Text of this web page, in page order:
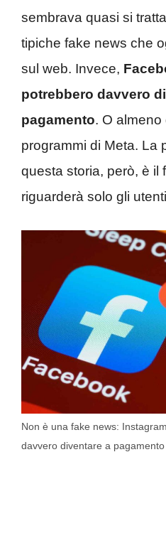
sembrava quasi si
tipiche fake news che
sul web. Invece,
potrebbero davvero
pagamento. O almeno
programmi di Meta. La
questa storia, però, è il
riguarderà solo gli
Non è una fake news:
davvero diventare a